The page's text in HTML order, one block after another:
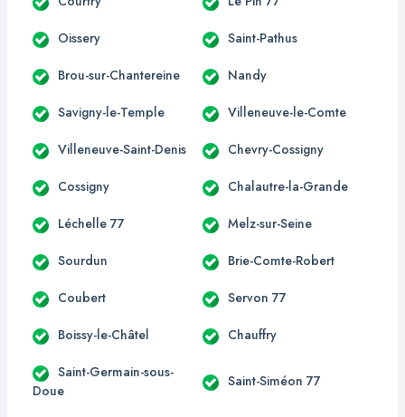
Oissery Saint-Pathus
Brou-sur-Chantereine Nandy
Savigny-le-Temple Villeneuve-le-Comte
Villeneuve-Saint-Denis Chevry-Cossigny
Cossigny Chalautre-la-Grande
Léchelle 77 Melz-sur-Seine
Sourdun Brie-Comte-Robert
Coubert Servon 77
Boissy-le-Châtel Chauffry
Saint-Germain-sous-
Doue
Saint-Siméon 77